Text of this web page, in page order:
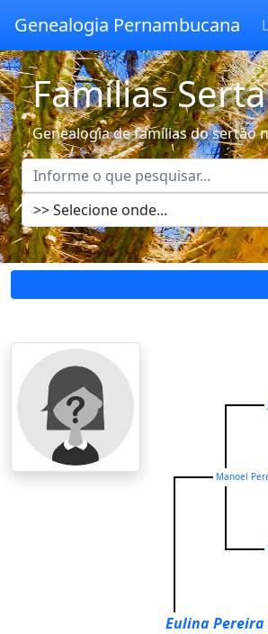
Genealogia Pernambucana
Famílias
Genealogia de famílias do sertão
Manoel
Eulina Pereira